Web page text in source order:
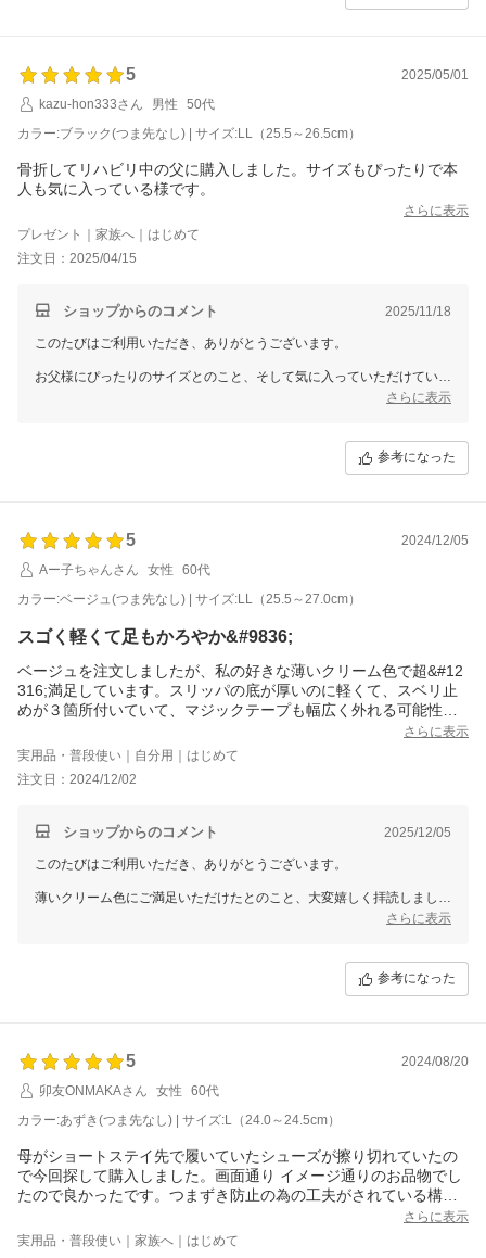
5
2025/05/01
kazu-hon333さん
男性
50代
カラー:ブラック(つま先なし) | サイズ:LL（25.5～26.5cm）
骨折してリハビリ中の父に購入しました。サイズもぴったりで本
人も気に入っている様です。
さらに表示
プレゼント｜家族へ｜はじめて
注文日：2025/04/15
ショップからのコメント 2025/11/18
このたびはご利用いただき、ありがとうございます。
お父様にぴったりのサイズとのこと、そして気に入っていただけている
ようで、私たちもとても嬉しく思います。リハビリ中のサポートに少し
さらに表示
参考になった
5
2024/12/05
Aー子ちゃんさん
女性
60代
カラー:ベージュ(つま先なし) | サイズ:LL（25.5～27.0cm）
スゴく軽くて足もかろやか&#9836;
ベージュを注文しましたが、私の好きな薄いクリーム色で超&#12
316;満足しています。スリッパの底が厚いのに軽くて、スベリ止
めが３箇所付いていて、マジックテープも幅広く外れる可能性が
低いので安心出来ました。入院の為、焦って購入しましたが、早
く荷物がついて
助かりました。通販で品物を買うということは配送が早い方が信
用出来ます。
さらに表示
実用品・普段使い｜自分用｜はじめて
注文日：2024/12/02
ショップからのコメント 2025/12/05
このたびはご利用いただき、ありがとうございます。
薄いクリーム色にご満足いただけたとのこと、大変嬉しく拝読しまし
た。スリッパの機能性にもご評価いただき、安心してお使いいただける
入院に際してのお急ぎのご注文にお応えできたこと、心より嬉しく思い
ます。これからもお客様に信頼していただけるよう、迅速な配送を心が
さらに表示
参考になった
5
2024/08/20
卯友ONMAKAさん
女性
60代
カラー:あずき(つま先なし) | サイズ:L（24.0～24.5cm）
母がショートステイ先で履いていたシューズが擦り切れていたの
で今回探して購入しました。画面通り イメージ通りのお品物でし
たので良かったです。つまずき防止の為の工夫がされている構造
さらに表示
実用品・普段使い｜家族へ｜はじめて